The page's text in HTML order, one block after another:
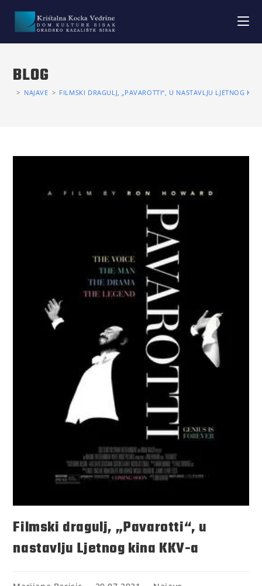
BLOG
> NAJAVE > FILMSKI DRAGULJ, „PAVAROTTI“, U NASTAVLJU LJETNOG
Filmski dragulj, „Pavarotti“, u
nastavlju Ljetnog kina KKV-a